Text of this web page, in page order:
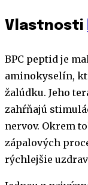
Vlastnosti
BPC peptid je
aminokyselín,
žalúdku. Jeho
zahŕňajú
nervov. Okrem
zápalových
rýchlejšie